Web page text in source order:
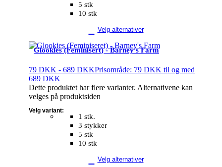
5 stk
10 stk
Velg alternativer
Glookies (Feminisert) - Barney's Farm
79 DKK - 689 DKKPrisområde: 79 DKK til og med
689 DKK
1 stk.
3 stykker
5 stk
10 stk
Velg variant:
Velg alternativer
Dette produktet har flere varianter. Alternativene kan
velges på produktsiden